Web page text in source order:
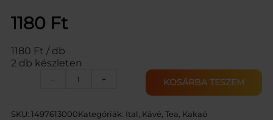
1180 Ft
1180 Ft / db
2 db készleten
–
N
C
+ KOSÁRBA TESZEM
SKU: 1497613000Kategóriák: Ital Kávé, Tea, Kakaó